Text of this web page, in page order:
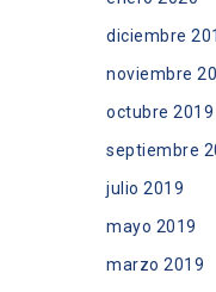
diciembre
noviembre
octubre 2019
septiembre
julio 2019
mayo 2019
marzo 2019